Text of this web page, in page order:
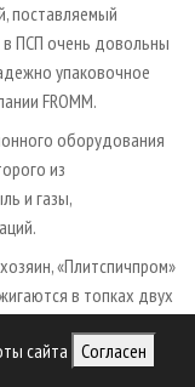
сайта Согласен
поставляемый
ПСП очень довольны
упаковочное
FROMM.
оборудования
из
и газы,
«Плитспичпром»
в топках двух
компанией VINCKY,